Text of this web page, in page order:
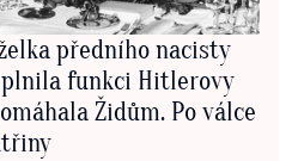
předního nacisty
plnila funkci Hitlerovy
Židům. Po válce